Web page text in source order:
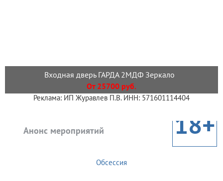
Входная дверь ГАРДА 2МДФ Зеркало
От 25700 руб.
Реклама: ИП Журавлев П.В. ИНН: 571601114404
Анонс мероприятий 18+
Обсессия